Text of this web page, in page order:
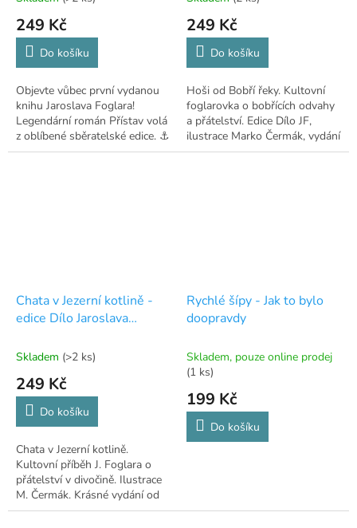
249 Kč
Do košíku
Objevte vůbec první vydanou
knihu Jaroslava Foglara!
Legendární román Přístav volá
z oblíbené sběratelské edice. ⚓
249 Kč
Do košíku
Hoši od Bobří řeky. Kultovní
foglarovka o bobřících odvahy
a přátelství. Edice Dílo JF,
ilustrace Marko Čermák, vydání
Albatros
Chata v Jezerní kotlině -
edice Dílo Jaroslava
Skladem (>2 ks)
249 Kč
Do košíku
Chata v Jezerní kotlině.
Kultovní příběh J. Foglara o
přátelství v divočině. Ilustrace
M. Čermák. Krásné vydání od
Albatrosu.
Rychlé šípy - Jak to bylo
doopravdy
Skladem, pouze online prodej
(1 ks)
199 Kč
Do košíku